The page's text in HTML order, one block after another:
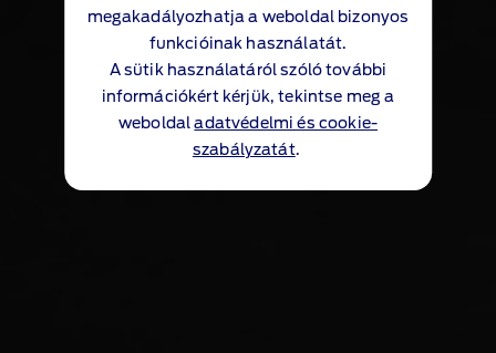
megakadályozhatja a weboldal bizonyos
funkcióinak használatát.
A sütik használatáról szóló további
információkért kérjük, tekintse meg a
weboldaladatvédelmi és cookie-
szabályzatát.